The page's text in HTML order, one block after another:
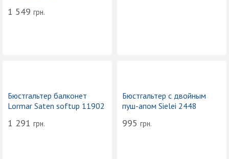
1 549 грн.
Бюстгальтер балконет
Lormar Saten softup 11902
1 291 грн.
Бюстгальтер с двойным
пуш-апом Sielei 2448
995 грн.